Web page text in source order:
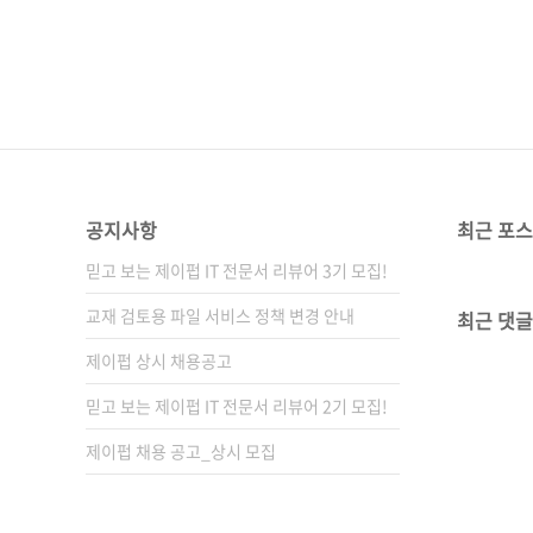
공지사항
믿고 보는 제이펍 IT 전문서 리뷰어 3기 모집!
교재 검토용 파일 서비스 정책 변경 안내
제이펍 상시 채용공고
믿고 보는 제이펍 IT 전문서 리뷰어 2기 모집!
제이펍 채용 공고_상시 모집
최근 포
최근 댓글